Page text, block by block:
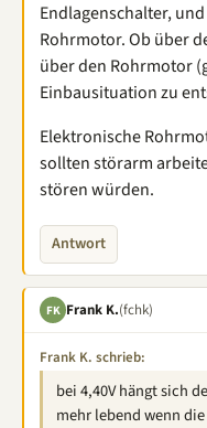
Endlagenschalter,
Rohrmotor. Ob über
über den Rohrmotor
Einbausituation zu
Elektronische
sollten störarm
stören würden.
Antwort
FK Frank K.(fchk)
Frank K. schrieb:
bei 4,40V hängt sich
mehr lebend wenn